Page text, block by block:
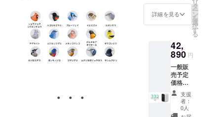
・・・
「V3
Cam」
本体 ｘ
3 スタ
充電
ケーブ
ル×3 壁
付用ス
テッ
カー×3
壁付用
くぎ×12
SIMカー
ドリ
詳細を見る
リ
タ
ー
ン
を
選
択
す
る
42,
890 円
一般販
売予定
価格：
64,155
円（税
込） ※
送料無
支援
者：
0人